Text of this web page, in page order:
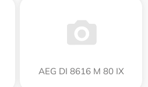
AEG DI 8616 M 80 IX